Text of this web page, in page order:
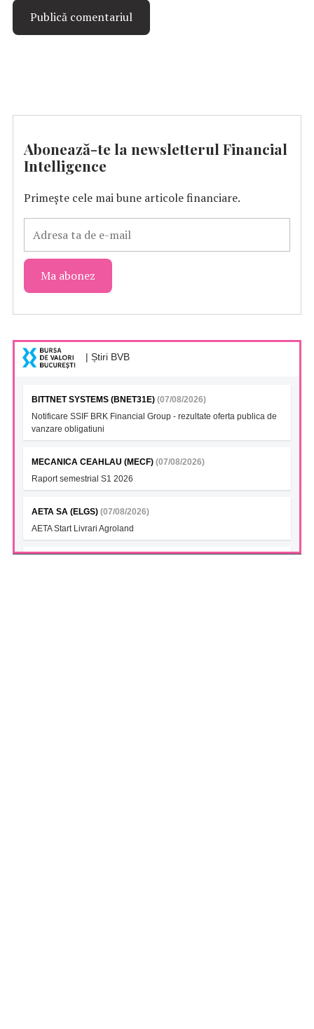
Abonează-te la newsletterul Financial
Intelligence
Primește cele mai bune articole financiare.
| Știri BVB
BITTNET SYSTEMS (BNET31E) (07/08/2026)
Notificare SSIF BRK Financial Group - rezultate oferta publica de
vanzare obligatiuni
MECANICA CEAHLAU (MECF) (07/08/2026)
Raport semestrial S1 2026
AETA SA (ELGS) (07/08/2026)
AETA Start Livrari Agroland